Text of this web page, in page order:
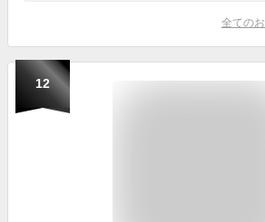
全ての
12